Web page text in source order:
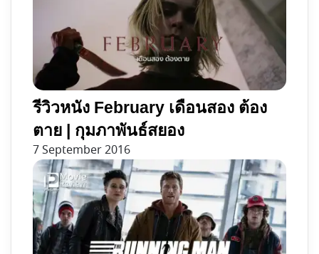
รีวิวหนัง February เดือนสอง ต้อง
ตาย | กุมภาพันธ์สยอง
7 September 2016